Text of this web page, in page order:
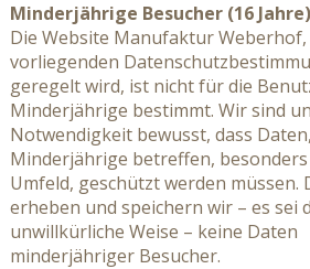
Minderjährige Besucher (16 Jahre)
Die Website Manufaktur Weberhof,
vorliegenden
geregelt wird, ist nicht für die
Minderjährige bestimmt. Wir sind
Notwendigkeit bewusst, dass
Minderjährige betreffen,
Umfeld, geschützt werden müssen.
erheben und speichern wir – es sei
unwillkürliche Weise – keine Daten
minderjähriger Besucher.